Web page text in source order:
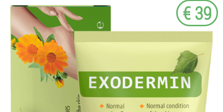
€ 39